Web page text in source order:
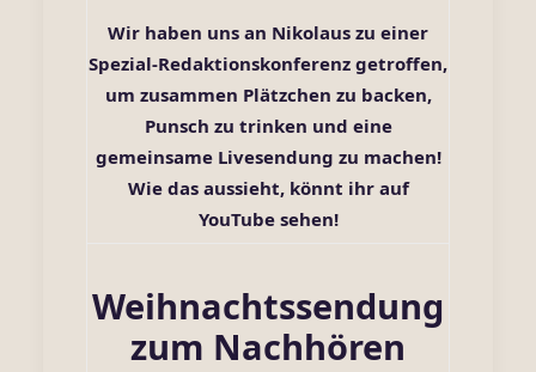
Wir haben uns an Nikolaus zu einer
Spezial-Redaktionskonferenz getroffen,
um zusammen Plätzchen zu backen,
Punsch zu trinken und eine
gemeinsame Livesendung zu machen!
Wie das aussieht, könnt ihr auf
YouTubesehen!
Weihnachtssendung
zum Nachhören